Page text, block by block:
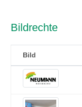
Bildrechte
Bild